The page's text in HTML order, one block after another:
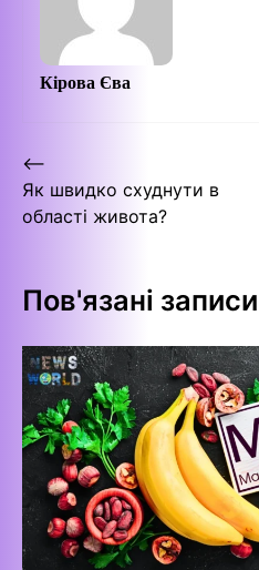
Кірова Єва
Навігація
записів
⟵
Як швидко схуднути в
області живота?
Пов'язані записи